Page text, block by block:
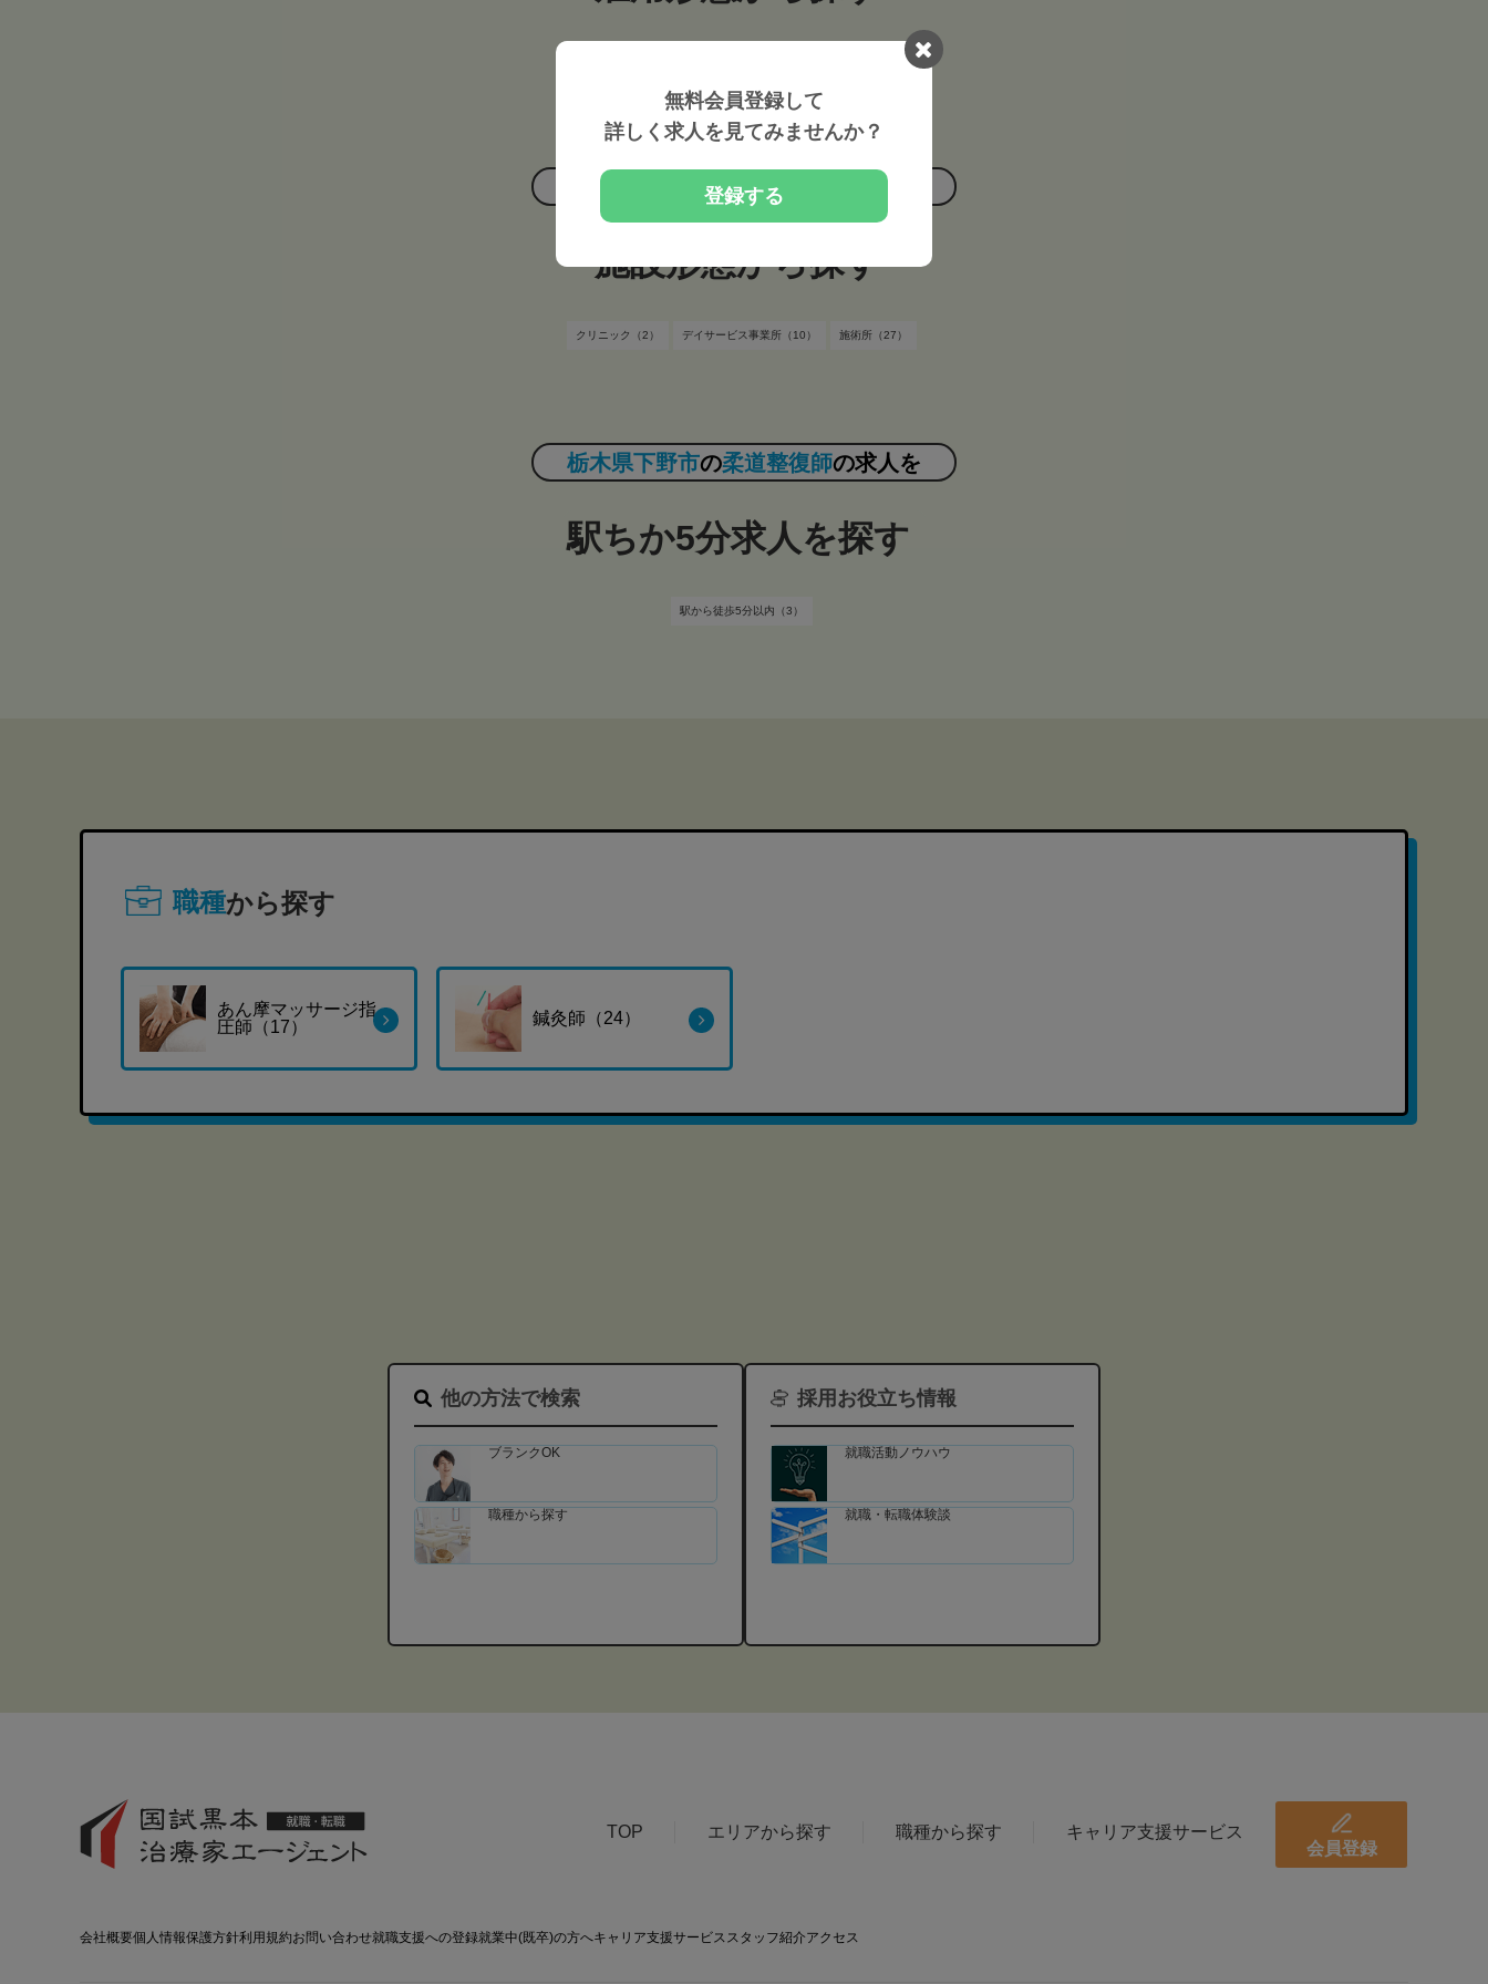
栃木県下野市 の柔道整復師 の求人を
施設形態から探す
クリニック（2） デイサービス事業所（10） 施術所（27）
栃木県下野市の柔道整復師の求人を
駅ちか5分求人を探す
駅から徒歩5分以内（3）
職種から探す
あん摩マッサージ指
圧師（17）
鍼灸師（24）
他の方法で検索
ブランクOK
職種から探す
採用お役立ち情報
就職活動ノウハウ
就職・転職体験談
TOP エリアから探す 職種から探す
キャリア支援サービス
会員登録
会社概要個人情報保護方針利用規約お問い合わせ就職支援への登録就業中(既卒)の方へキャリア支援サービススタッフ紹介アクセス
無料会員登録して
詳しく求人を見てみませんか？
登録する